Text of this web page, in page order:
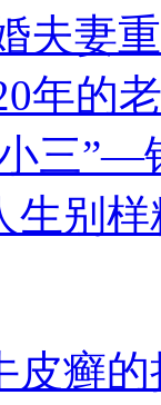
夫妻
年的
三”—
生别
皮癣